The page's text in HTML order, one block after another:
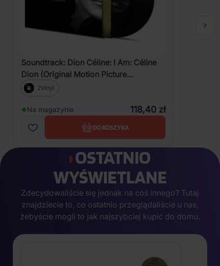
Soundtrack: Dion Céline: I Am: Céline
Dion (Original Motion Picture
Soundtrack)
2Vinyl
Na magazynie 118,40 zł
DO KOSZYKA
OSTATNIO
WYŚWIETLANE
Zdecydowaliście się jednak na coś innego? Tutaj
znajdziecie to, co ostatnio przeglądaliście u nas,
żebyście mogli to jak najszybciej kupić do domu.